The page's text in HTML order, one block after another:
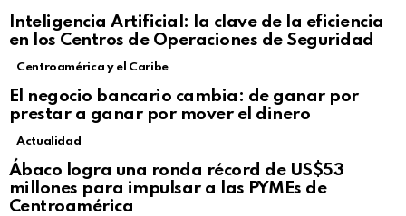
Inteligencia Artificial: la clave de la eficiencia
en los Centros de Operaciones de Seguridad
Centroamérica y el Caribe
El negocio bancario cambia: de ganar por
prestar a ganar por mover el dinero
Not Safe For Work
Click to view this post
Actualidad
Ábaco logra una ronda récord de US$53
millones para impulsar a las PYMEs de
Centroamérica